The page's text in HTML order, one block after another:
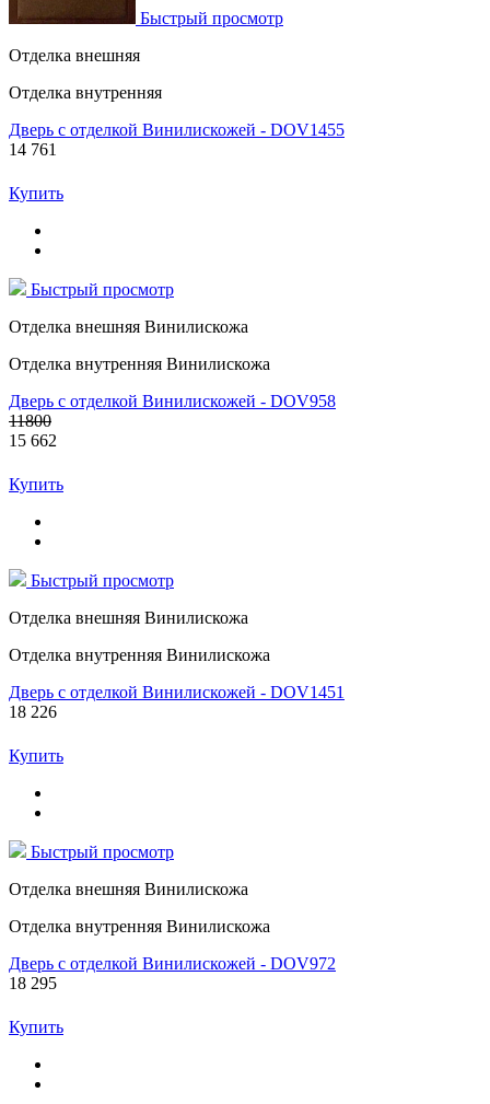
Быстрый просмотр
Отделка внешняя
Отделка внутренняя
Дверь с отделкой Винилискожей - DOV1455
14 761
Купить
Быстрый просмотр
Отделка внешняя Винилискожа
Отделка внутренняя Винилискожа
Дверь с отделкой Винилискожей - DOV958
11800
15 662
Купить
Быстрый просмотр
Отделка внешняя Винилискожа
Отделка внутренняя Винилискожа
Дверь с отделкой Винилискожей - DOV1451
18 226
Купить
Быстрый просмотр
Отделка внешняя Винилискожа
Отделка внутренняя Винилискожа
Дверь с отделкой Винилискожей - DOV972
18 295
Купить